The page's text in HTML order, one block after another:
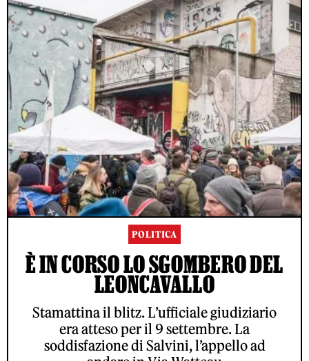
POLITICA
È IN CORSO LO SGOMBERO DEL
LEONCAVALLO
Stamattina il blitz. L’ufficiale giudiziario
era atteso per il 9 settembre. La
soddisfazione di Salvini, l’appello ad